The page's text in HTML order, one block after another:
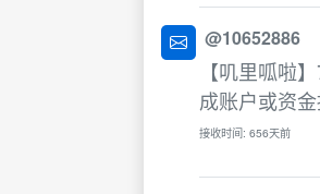
@10652886
【叽里呱啦
成账户或资金
接收时间: 656天前